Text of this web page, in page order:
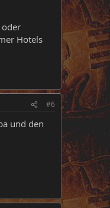
oder
Hotels
#6
und den